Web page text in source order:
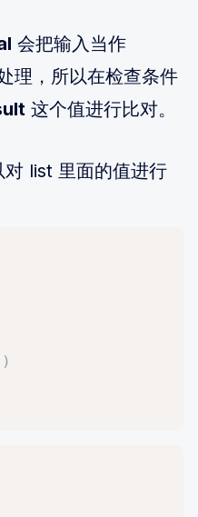
会把输入当作
理，所以在检查条件
这个值进行比对。
list 里面的值进行
)